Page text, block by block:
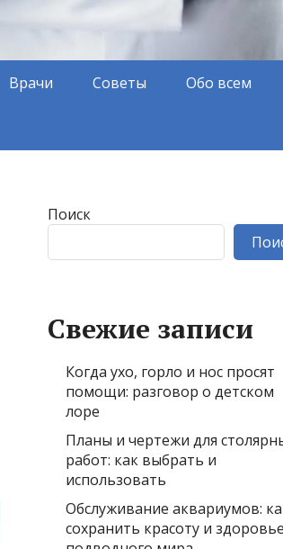
Врачи Советы Обо всем
Поиск
Свежие записи
Когда ухо, горло и нос просят
помощи: разговор о детском
лоре
Планы и чертежи для
работ: как выбрать и
использовать
Обслуживание аквариумов:
сохранить красоту и здоровье